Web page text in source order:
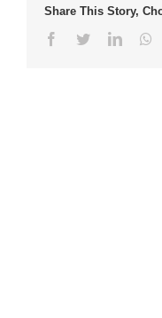
Share This Story,
Facebook
Twitter